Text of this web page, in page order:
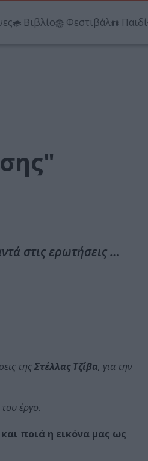
Βιβλίο Φεστιβάλ Παιδί
στις ερωτήσεις …
τηςΣτέλλας Τζίβα, για την
έργο.
ποιά η εικόνα μας ως